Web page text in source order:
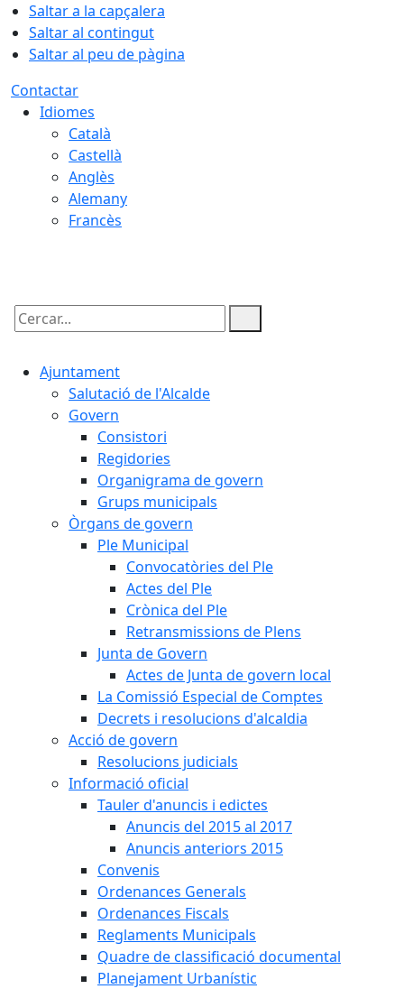
Saltar a la capçalera
Saltar al contingut
Saltar al peu de pàgina
Contactar
Idiomes
Català
Castellà
Anglès
Alemany
Francès
Cercar:
Ajuntament
Salutació de l'Alcalde
Govern
Consistori
Regidories
Organigrama de govern
Grups municipals
Òrgans de govern
Ple Municipal
Convocatòries del Ple
Actes del Ple
Crònica del Ple
Retransmissions de Plens
Junta de Govern
Actes de Junta de govern local
La Comissió Especial de Comptes
Decrets i resolucions d'alcaldia
Acció de govern
Resolucions judicials
Informació oficial
Tauler d'anuncis i edictes
Anuncis del 2015 al 2017
Anuncis anteriors 2015
Convenis
Ordenances Generals
Ordenances Fiscals
Reglaments Municipals
Quadre de classificació documental
Planejament Urbanístic